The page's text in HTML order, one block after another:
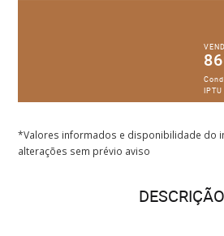
*Valores informados e disponibilidade do
alterações sem prévio aviso
DESCRIÇÃO